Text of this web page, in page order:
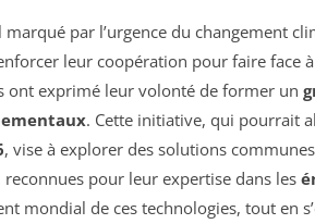
par l’urgence du changement
leur coopération pour faire face
ont exprimé leur volonté de former un
. Cette initiative, qui pourrait
, vise à explorer des solutions
pour leur expertise dans les
mondial de ces technologies, tout en